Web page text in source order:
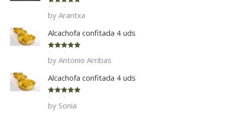
Rated 5
of 5
by Arantxa
Alcachofa confitada 4 uds
Rated 5
of 5
by Antonio Arribas
Alcachofa confitada 4 uds
Rated 5
of 5
by Sonia